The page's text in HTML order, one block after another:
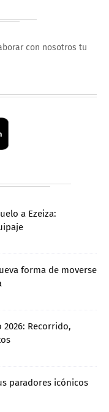
con nosotros tu
a Ezeiza:
forma de moverse
2026: Recorrido,
paradores icónicos